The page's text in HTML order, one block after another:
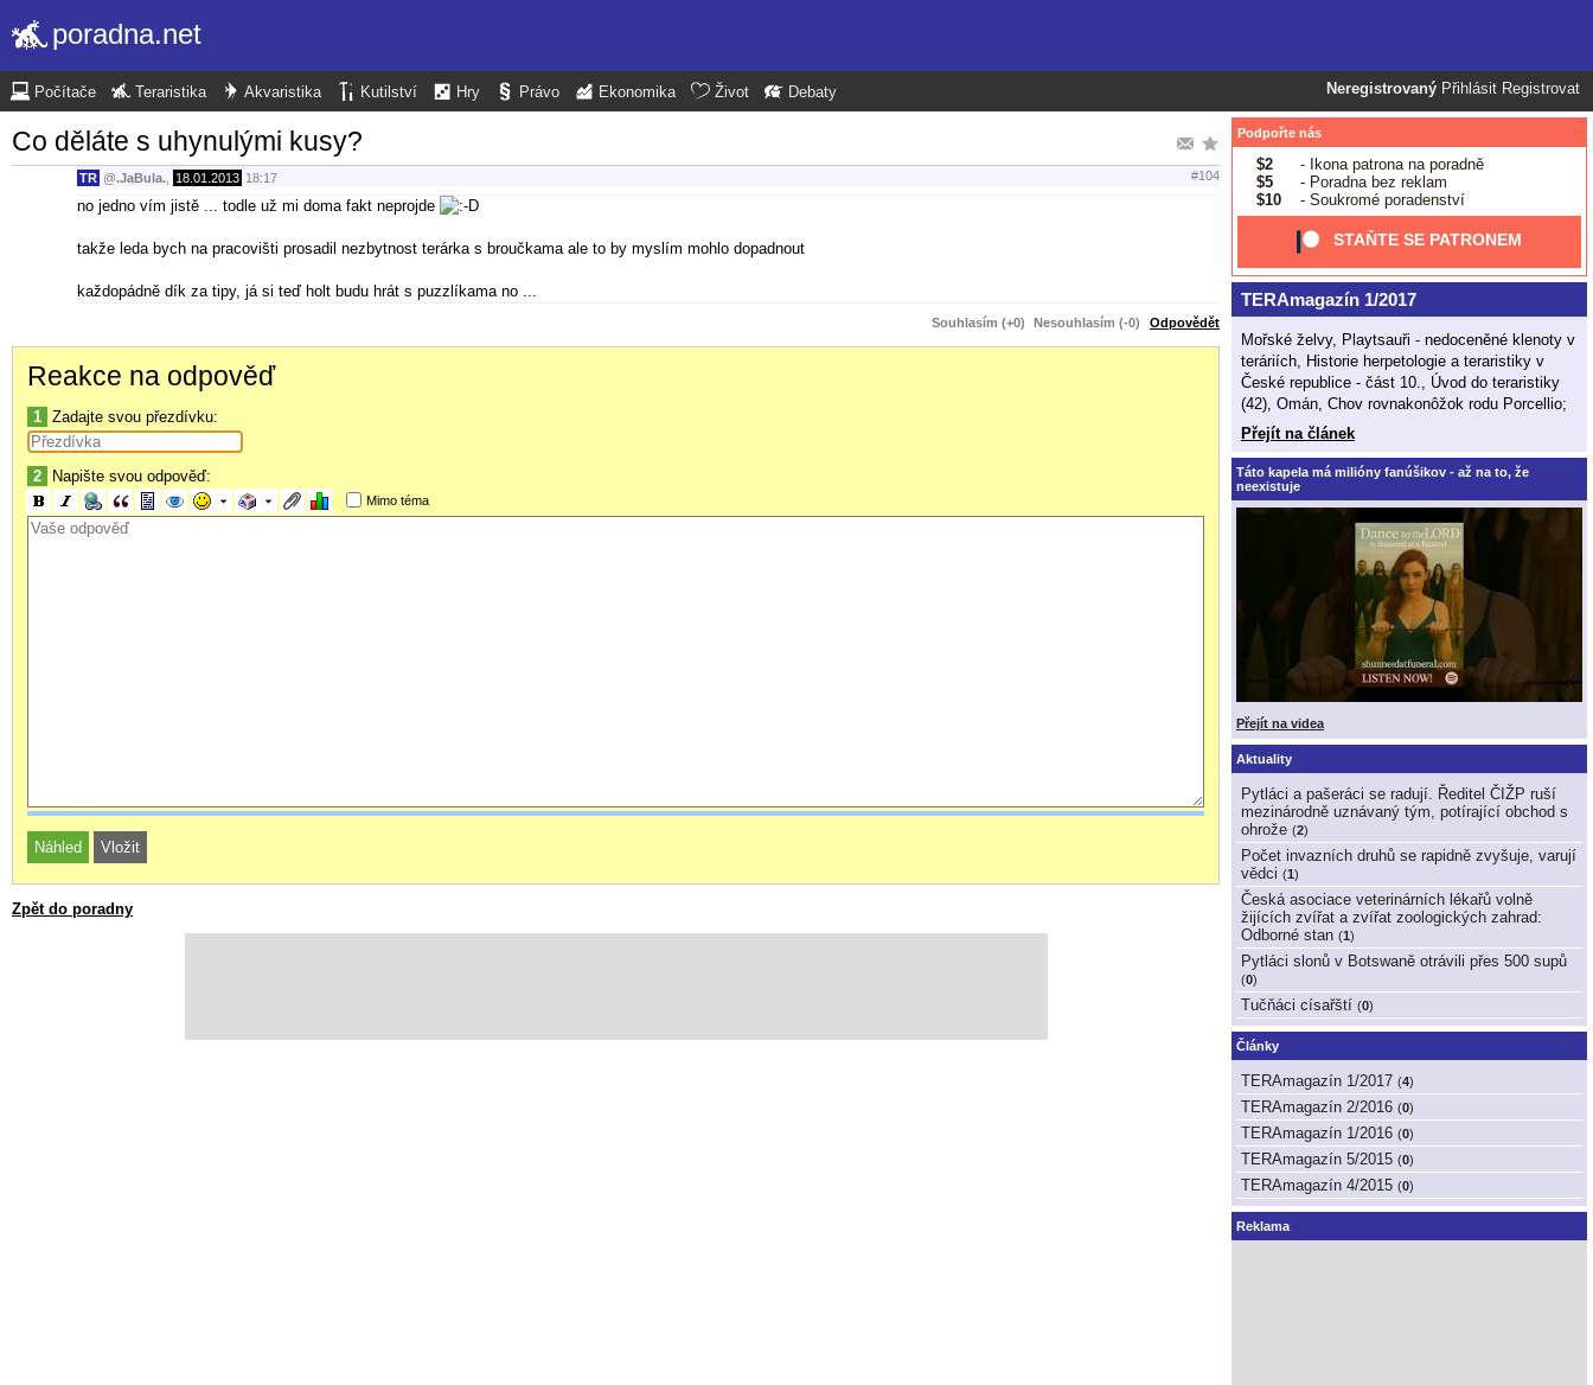
poradna.net
Neregistrovaný Přihlásit Registrovat
Počítače Teraristika Akvaristika Kutilství Hry Právo Ekonomika Život Debaty
Co děláte s uhynulými kusy?
TR @.JaBula. 18.01.2013 18:17 #104
no jedno vím jistě ... todle už mi doma fakt neprojde
takže leda bych na pracovišti prosadil nezbytnost terárka s broučkama ale to by myslím mohlo dopadnout
každopádně dík za tipy, já si teď holt budu hrát s puzzlíkama no ...
Souhlasím (+0) Nesouhlasím (-0) Odpovědět
Reakce na odpověď
1 Zadajte svou přezdívku:
2 Napište svou odpověď:
Mimo téma
Zpět do poradny
Podpořte nás
$2
- Ikona patrona na poradně
$5
- Poradna bez reklam
$10
- Soukromé poradenství
STAŇTE SE PATRONEM
TERAmagazín 1/2017
Mořské želvy, Playtsauři - nedoceněné klenoty v
teráriích, Historie herpetologie a teraristiky v
České republice - část 10., Úvod do teraristiky
(42), Omán, Chov rovnakonôžok rodu Porcellio;
Přejít na článek
Táto kapela má milióny fanúšikov - až na to, že
neexistuje
Přejít na videa
Aktuality
Pytláci a pašeráci se radují. Ředitel ČIŽP ruší
mezinárodně uznávaný tým, potírající obchod s
ohrože (2)
Počet invazních druhů se rapidně zvyšuje, varují
vědci (1)
Česká asociace veterinárních lékařů volně
žijících zvířat a zvířat zoologických zahrad:
Odborné stan (1)
Pytláci slonů v Botswaně otrávili přes 500 supů
(0)
Tučňáci císařští (0)
Články
TERAmagazín 1/2017 (4)
TERAmagazín 2/2016 (0)
TERAmagazín 1/2016 (0)
TERAmagazín 5/2015 (0)
TERAmagazín 4/2015 (0)
Reklama